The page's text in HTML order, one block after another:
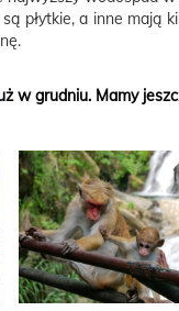
płytkie, a inne mają
w grudniu. Mamy